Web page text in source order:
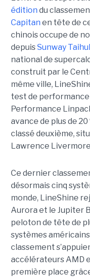
édition du
Capitan en tête de
chinois occupe de
depuisSunway
national de
construit par le
même ville,
test de
Performance
avance de plus de
classé deuxième,
Lawrence
Ce dernier
désormais cinq
monde, LineShine
Aurora et le Jupiter
peloton de tête de
systèmes
classement
accélérateurs AMD
première place